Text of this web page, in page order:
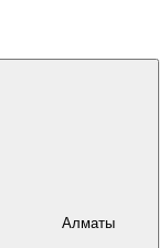
Алматы